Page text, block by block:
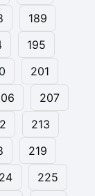
189
195
201
207
213
219
225